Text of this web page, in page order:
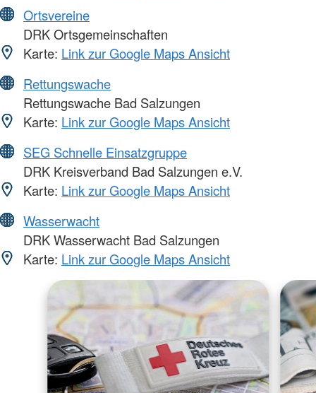
Ortsvereine
DRK Ortsgemeinschaften
Karte: Link zur Google Maps Ansicht
Rettungswache
Rettungswache Bad Salzungen
Karte: Link zur Google Maps Ansicht
SEG Schnelle Einsatzgruppe
DRK Kreisverband Bad Salzungen e.V.
Karte: Link zur Google Maps Ansicht
Wasserwacht
DRK Wasserwacht Bad Salzungen
Karte: Link zur Google Maps Ansicht